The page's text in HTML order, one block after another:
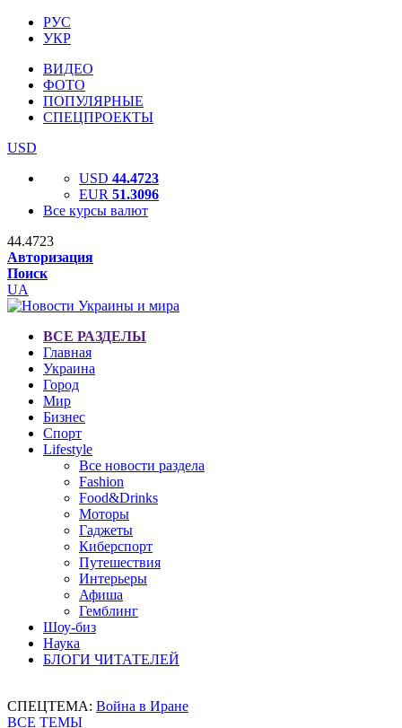
РУС
УКР
ВИДЕО
ФОТО
ПОПУЛЯРНЫЕ
СПЕЦПРОЕКТЫ
USD
USD 44.4723
EUR 51.3096
Все курсы валют
44.4723
Авторизация
Поиск
UA
ВСЕ РАЗДЕЛЫ
Главная
Украина
Город
Мир
Бизнес
Спорт
Lifestyle
Все новости раздела
Fashion
Food&Drinks
Моторы
Гаджеты
Киберспорт
Путешествия
Интерьеры
Афиша
Гемблинг
Шоу-биз
Наука
БЛОГИ ЧИТАТЕЛЕЙ
СПЕЦТЕМА: Война в Иране
ВСЕ ТЕМЫ